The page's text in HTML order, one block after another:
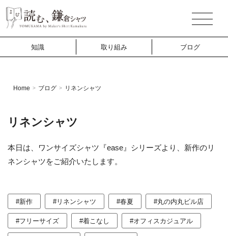
知識 取り組み ブログ
Home > ブログ > リネンシャツ
リネンシャツ
本日は、ワンサイズシャツ『ease』シリーズより、新作のリ
ネンシャツをご紹介いたします。
#新作 #リネンシャツ #春夏 #丸の内丸ビル店
#フリーサイズ #着こなし #オフィスカジュアル